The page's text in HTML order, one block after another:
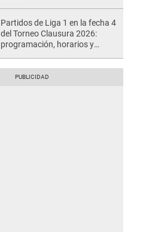
Partidos de Liga 1 en la fecha 4
del Torneo Clausura 2026:
programación, horarios y